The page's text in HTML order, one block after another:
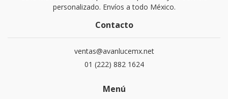
personalizado. Envíos a todo México.
Contacto
ventas@avanlucemx.net
01 (222) 882 1624
Menú